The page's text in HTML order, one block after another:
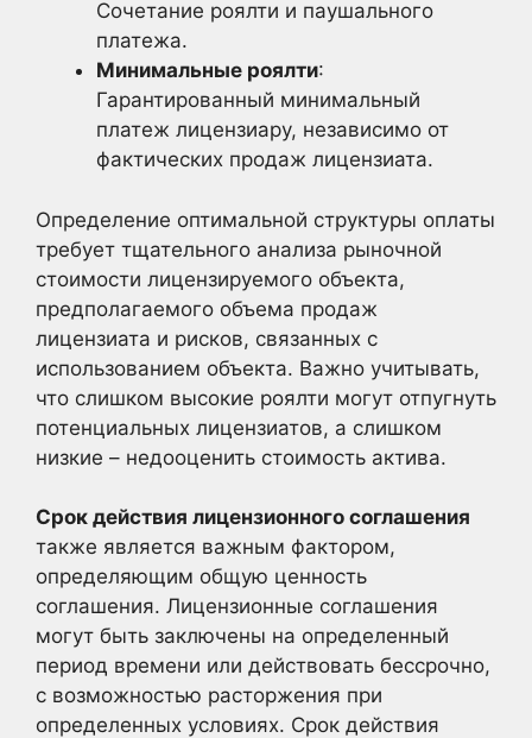
Сочетание роялти и паушального
платежа.
Минимальные роялти:
Гарантированный минимальный
платеж лицензиару, независимо от
фактических продаж лицензиата.
Определение оптимальной структуры оплаты
требует тщательного анализа рыночной
стоимости лицензируемого объекта,
предполагаемого объема продаж
лицензиата и рисков, связанных с
использованием объекта. Важно учитывать,
что слишком высокие роялти могут отпугнуть
потенциальных лицензиатов, а слишком
низкие – недооценить стоимость актива.
Срок действия лицензионного соглашения
также является важным фактором,
определяющим общую ценность
соглашения. Лицензионные соглашения
могут быть заключены на определенный
период времени или действовать бессрочно,
с возможностью расторжения при
определенных условиях. Срок действия